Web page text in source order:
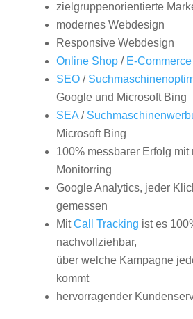
zielgruppenorientierte
modernes Webdesign
Responsive Webdesign
Online Shop/ E-Commerce
SEO/
Google und Microsoft Bing
SEA/
Microsoft Bing
100% messbarer Erfolg mit
Monitorring
Google Analytics, jeder
gemessen
MitCall Tracking ist es
nachvollziehbar,
über welche Kampagne
kommt
hervorragender